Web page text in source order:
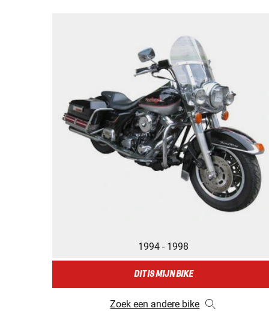
1994 - 1998
DIT IS MIJN BIKE
Zoek een andere bike